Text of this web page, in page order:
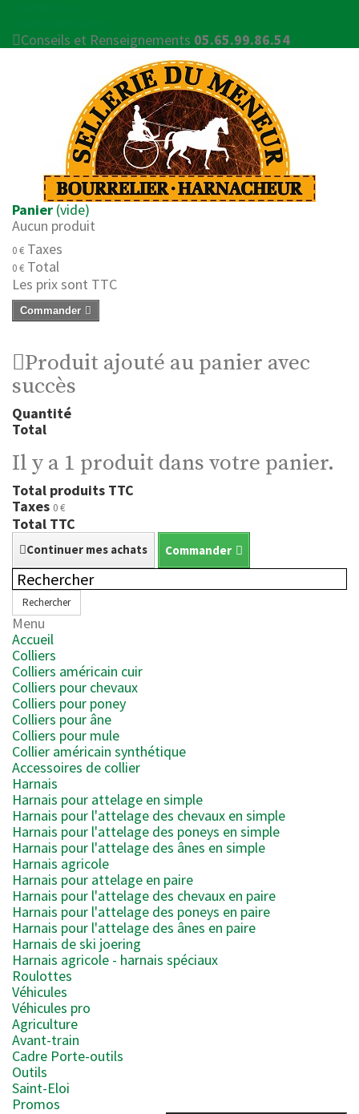
Conseils et Renseignements 05.65.99.86.54
Panier (vide)
Aucun produit
0 € Taxes
0 € Total
Les prix sont TTC
Commander
Produit ajouté au panier avec
succès
Quantité
Total
Il y a 1 produit dans votre panier.
Total produits TTC
Taxes 0 €
Total TTC
Continuer mes achats Commander
Rechercher
Menu
Accueil
Colliers
Colliers américain cuir
Colliers pour chevaux
Colliers pour poney
Colliers pour âne
Colliers pour mule
Collier américain synthétique
Accessoires de collier
Harnais
Harnais pour attelage en simple
Harnais pour l'attelage des chevaux en simple
Harnais pour l'attelage des poneys en simple
Harnais pour l'attelage des ânes en simple
Harnais agricole
Harnais pour attelage en paire
Harnais pour l'attelage des chevaux en paire
Harnais pour l'attelage des poneys en paire
Harnais pour l'attelage des ânes en paire
Harnais de ski joering
Harnais agricole - harnais spéciaux
Roulottes
Véhicules
Véhicules pro
Agriculture
Avant-train
Cadre Porte-outils
Outils
Saint-Eloi
Promos